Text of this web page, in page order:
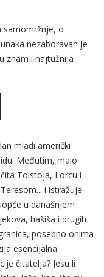
samomržnje, o
nezaboravan je
znam i najtužnija
mladi američki
Međutim, malo
Tolstoja, Lorcu i
i istražuje
u današnjem
hašiša i drugih
posebno onima
esencijalna
čitatelja? Jesu li